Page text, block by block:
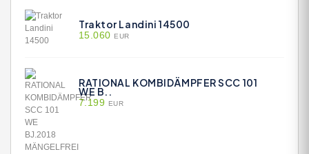
Traktor Landini 14500
15.060 EUR
RATIONAL KOMBIDÄMPFER SCC 101
WE B..
7.199 EUR